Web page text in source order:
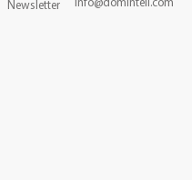
Newsletter info@domintell.com